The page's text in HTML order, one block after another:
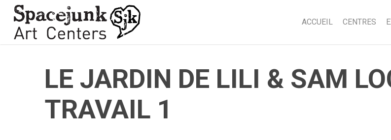
ACCUEIL CENTRES
LE JARDIN DE LILI & SAM
TRAVAIL 1